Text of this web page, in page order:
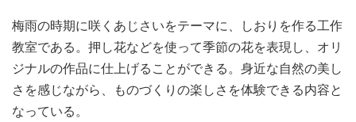
梅雨の時期に咲くあじさいをテーマに、しおりを作る工作
教室である。押し花などを使って季節の花を表現し、オリ
ジナルの作品に仕上げることができる。身近な自然の美し
さを感じながら、ものづくりの楽しさを体験できる内容と
なっている。